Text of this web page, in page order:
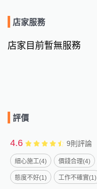
店家服務
店家目前暫無服務
評價
4.6 9則評論
細心施工(4) 價錢合理(4)
態度不好(1) 工作不確實(1)